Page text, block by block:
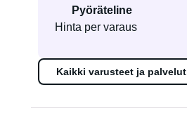
Pyöräteline
Hinta per varaus
Kaikki varusteet ja palvelut